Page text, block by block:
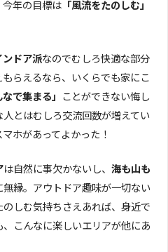
年の目標は 「風流をたのしむ」
ンドア派なのでむしろ快適な部分
らえるなら、いくらでも家にこ
なで集まる」 ことができない悔し
とはむしろ交流回数が増えてい
ホがあってよかった！
は自然に事欠かないし、 海も山も
縁。アウトドア趣味が一切ない
しむ気持ちさえあれば、身近で
こんなに楽しいエリアが他にあ